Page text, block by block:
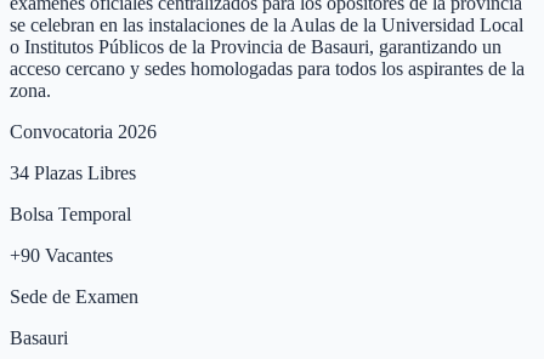
se celebran en las instalaciones de la Aulas de la Universidad Local
o Institutos Públicos de la Provincia de Basauri, garantizando un
acceso cercano y sedes homologadas para todos los aspirantes de la
zona.
Convocatoria 2026
34 Plazas Libres
Bolsa Temporal
+90 Vacantes
Sede de Examen
Basauri